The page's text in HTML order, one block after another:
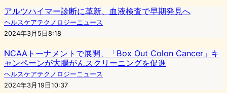
アルツハイマー診断に革新、血液検査で早期発見へ
ヘルスケアテクノロジーニュース
2024年3月5日8:18
NCAAトーナメントで展開、「Box Out Colon Cancer」キ
ャンペーンが大腸がんスクリーニングを促進
ヘルスケアテクノロジーニュース
2024年3月19日10:37